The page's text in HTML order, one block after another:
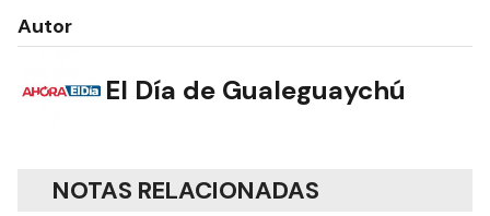
Autor
El Día de Gualeguaychú
NOTAS RELACIONADAS